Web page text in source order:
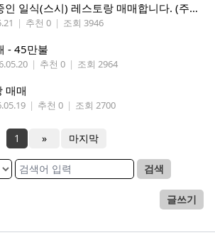
안정적으로 운영 중인 일식(스시) 레스토랑 매매합니다. (주인없는 가게)
| 추천 0 | 조회 3946
- 45만불
| 추천 0 | 조회 2964
매매
| 추천 0 | 조회 2700
1 » 마지막
검색
글쓰기